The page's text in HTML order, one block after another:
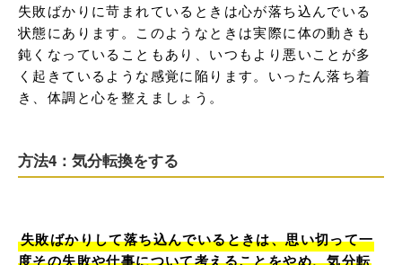
失敗ばかりに苛まれているときは心が落ち込んでいる
状態にあります。このようなときは実際に体の動きも
鈍くなっていることもあり、いつもより悪いことが多
く起きているような感覚に陥ります。いったん落ち着
き、体調と心を整えましょう。
方法4：気分転換をする
失敗ばかりして落ち込んでいるときは、思い切って一
度その失敗や仕事について考えることをやめ、気分転